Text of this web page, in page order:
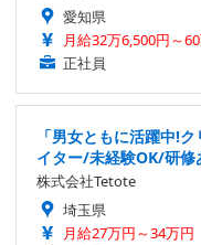
愛知県
月給32万6,500円～
正社員
「男女ともに活躍中!
イター/未経験OK/研
株式会社Tetote
埼玉県
月給27万円～34万円